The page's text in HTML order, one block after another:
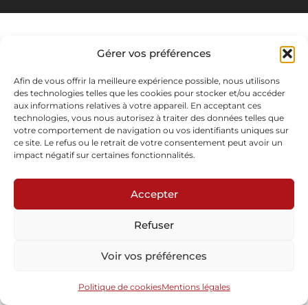
Gérer vos préférences
Afin de vous offrir la meilleure expérience possible, nous utilisons
des technologies telles que les cookies pour stocker et/ou accéder
aux informations relatives à votre appareil. En acceptant ces
technologies, vous nous autorisez à traiter des données telles que
votre comportement de navigation ou vos identifiants uniques sur
ce site. Le refus ou le retrait de votre consentement peut avoir un
impact négatif sur certaines fonctionnalités.
Accepter
Refuser
Voir vos préférences
Politique de cookiesMentions légales